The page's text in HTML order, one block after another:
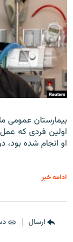
بیمارستان عمومی
اولین فردی که
او انجام شده
ادامه خبر
ارسال